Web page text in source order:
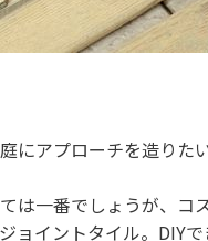
にアプローチを造りたい
は一番でしょうが、コ
ョイントタイル。DIY